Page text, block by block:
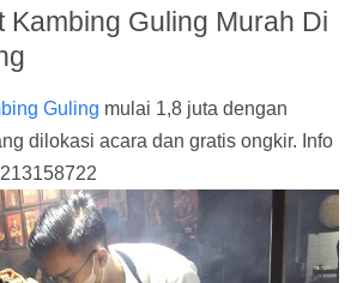
Kambing Guling Murah Di
Guling mulai 1,8 juta dengan
dilokasi acara dan gratis ongkir. Info